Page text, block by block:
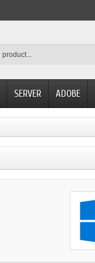
SERVER ADOBE